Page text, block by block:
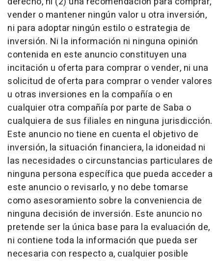
vender o mantener ningún valor u otra inversión,
ni para adoptar ningún estilo o estrategia de
inversión. Ni la información ni ninguna opinión
contenida en este anuncio constituyen una
incitación u oferta para comprar o vender, ni una
solicitud de oferta para comprar o vender valores
u otras inversiones en la compañía o en
cualquier otra compañía por parte de Saba o
cualquiera de sus filiales en ninguna jurisdicción.
Este anuncio no tiene en cuenta el objetivo de
inversión, la situación financiera, la idoneidad ni
las necesidades o circunstancias particulares de
ninguna persona específica que pueda acceder a
este anuncio o revisarlo, y no debe tomarse
como asesoramiento sobre la conveniencia de
ninguna decisión de inversión. Este anuncio no
pretende ser la única base para la evaluación de,
ni contiene toda la información que pueda ser
necesaria con respecto a, cualquier posible